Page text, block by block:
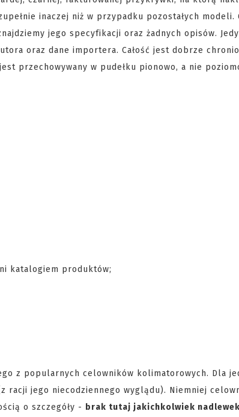
inaczej niż w przypadku pozostałych modeli.
jego specyfikacji oraz żadnych opisów.
oraz dane importera. Całość jest dobrze
przechowywany w pudełku pionowo, a nie
katalogiem produktów;
z popularnych celowników kolimatorowych. Dla
racji jego niecodziennego wyglądu). Niemniej
o szczegóły - brak tutaj jakichkolwiek